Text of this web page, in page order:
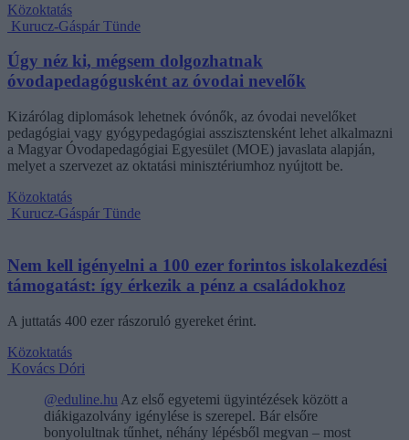
Közoktatás
Kurucz-Gáspár Tünde
Úgy néz ki, mégsem dolgozhatnak
óvodapedagógusként az óvodai nevelők
Kizárólag diplomások lehetnek óvónők, az óvodai nevelőket
pedagógiai vagy gyógypedagógiai asszisztensként lehet alkalmazni
a Magyar Óvodapedagógiai Egyesület (MOE) javaslata alapján,
melyet a szervezet az oktatási minisztériumhoz nyújtott be.
Közoktatás
Kurucz-Gáspár Tünde
Nem kell igényelni a 100 ezer forintos iskolakezdési
támogatást: így érkezik a pénz a családokhoz
A juttatás 400 ezer rászoruló gyereket érint.
Közoktatás
Kovács Dóri
@eduline.hu Az első egyetemi ügyintézések között a
diákigazolvány igénylése is szerepel. Bár elsőre
bonyolultnak tűnhet, néhány lépésből megvan – most